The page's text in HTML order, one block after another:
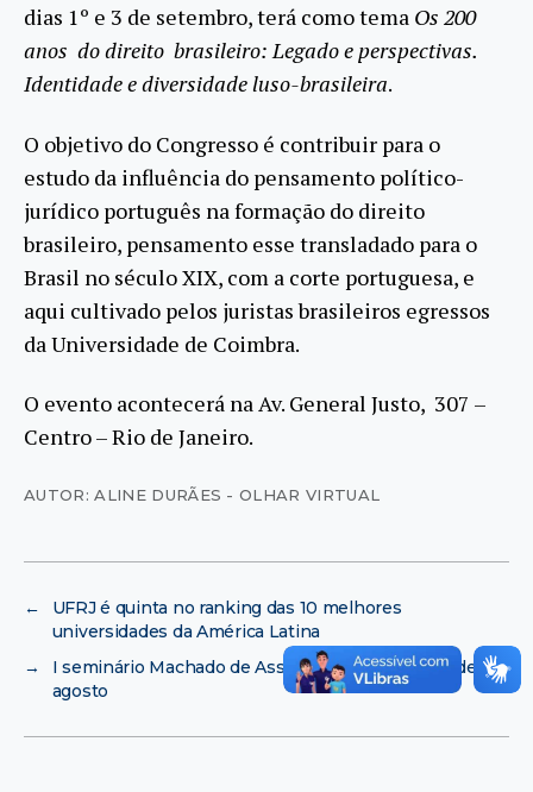
dias 1º e 3 de setembro, terá como tema Os 200
anos do direito brasileiro: Legado e perspectivas.
Identidade e diversidade luso-brasileira.
O objetivo do Congresso é contribuir para o
estudo da influência do pensamento político-
jurídico português na formação do direito
brasileiro, pensamento esse transladado para o
Brasil no século XIX, com a corte portuguesa, e
aqui cultivado pelos juristas brasileiros egressos
da Universidade de Coimbra.
O evento acontecerá na Av. General Justo, 307 –
Centro – Rio de Janeiro.
AUTOR: ALINE DURÃES - OLHAR VIRTUAL
←
UFRJ é quinta no ranking das 10 melhores
universidades da América Latina
→
I seminário Machado de Assis acontece de 8 a 11 de
agosto